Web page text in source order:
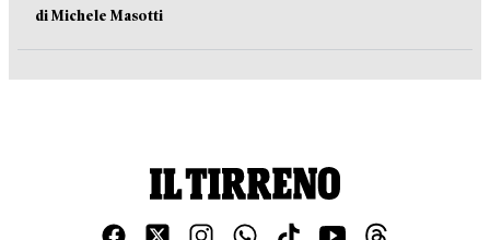
di Michele Masotti